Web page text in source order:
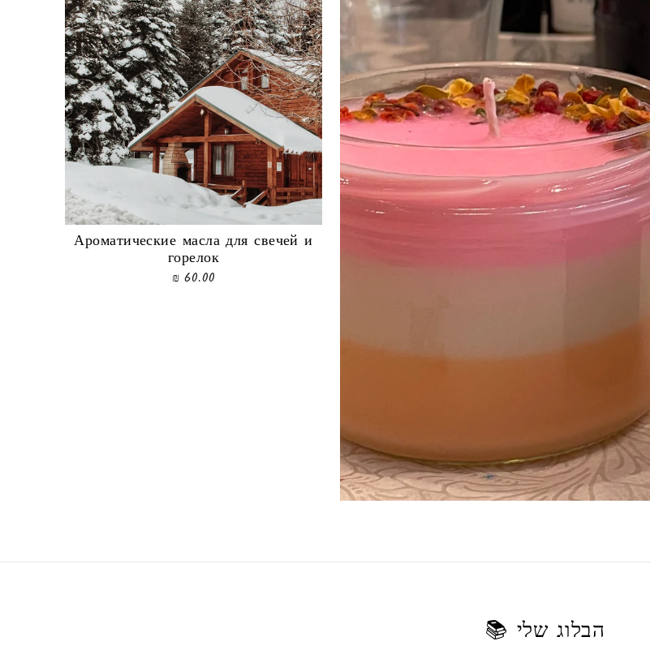
Ароматические масла для свечей и
горелок
60.00 ₪
הבלוג שלי 📚